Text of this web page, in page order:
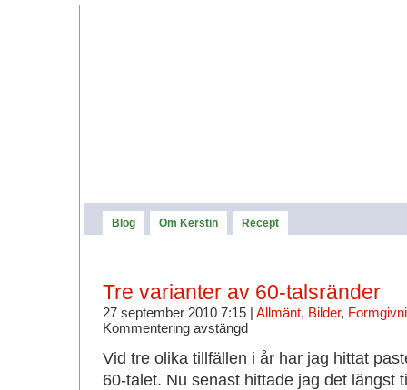
Blog Om Kerstin Recept
Tre varianter av 60-talsränder
27 september 2010 7:15 | Allmänt, Bilder,
Kommentering avstängd
Vid tre olika tillfällen i år har jag hittat
60-talet. Nu senast hittade jag det längst